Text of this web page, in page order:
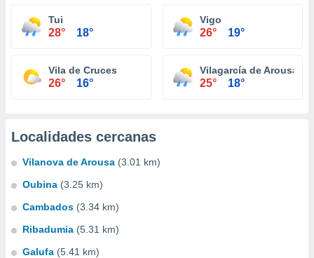
Tui
28° 18°
Vigo
26° 19°
Vila de Cruces
26° 16°
Vilagarcía de Arousa
25° 18°
Localidades cercanas
Vilanova de Arousa (3.01 km)
Oubina (3.25 km)
Cambados (3.34 km)
Ribadumia (5.31 km)
Galufa (5.41 km)